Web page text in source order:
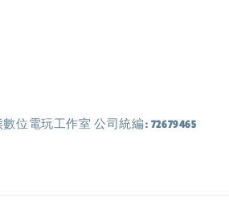
位電玩工作室 公司統編: 72679465